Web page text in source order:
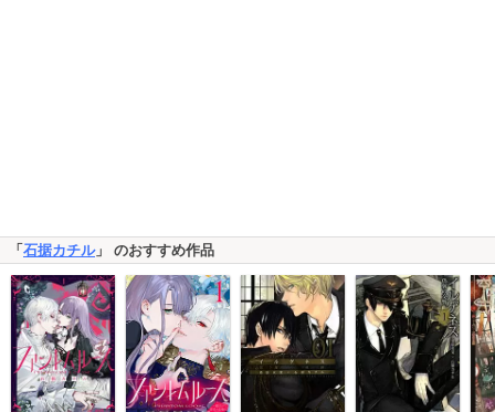
「 石据カチル」 のおすすめ作品